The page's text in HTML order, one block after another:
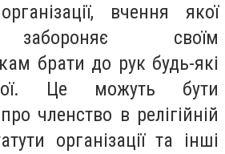
вчення якої
своїм
брати до рук будь-які
Це можуть бути
членство в релігійній
організації та інші